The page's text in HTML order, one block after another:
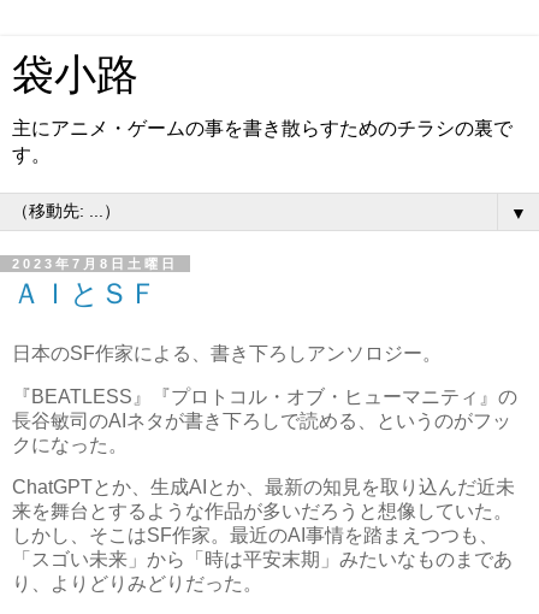
袋小路
主にアニメ・ゲームの事を書き散らすためのチラシの裏で
す。
▼
2023年7月8日土曜日
ＡＩとＳＦ
日本のSF作家による、書き下ろしアンソロジー。
『BEATLESS』『プロトコル・オブ・ヒューマニティ』の
長谷敏司のAIネタが書き下ろしで読める、というのがフッ
クになった。
ChatGPTとか、生成AIとか、最新の知見を取り込んだ近未
来を舞台とするような作品が多いだろうと想像していた。
しかし、そこはSF作家。最近のAI事情を踏まえつつも、
「スゴい未来」から「時は平安末期」みたいなものまであ
り、よりどりみどりだった。